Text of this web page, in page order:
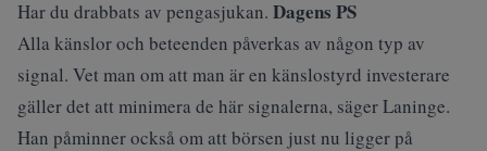
Har du drabbats av pengasjukan. Dagens PS
Alla känslor och beteenden påverkas av någon typ av
signal. Vet man om att man är en känslostyrd investerare
gäller det att minimera de här signalerna, säger Laninge.
Han påminner också om att börsen just nu ligger på